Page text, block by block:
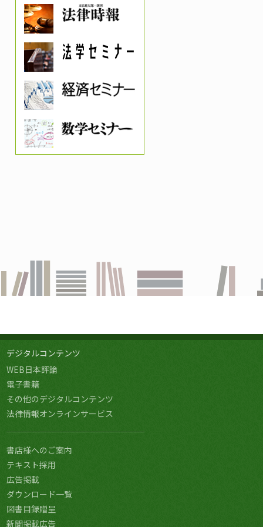
デジタルコンテンツ
WEB日本評論
電子書籍
その他のデジタルコンテンツ
法律情報オンラインサービス
書店様へのご案内
テキスト採用
広告掲載
ダウンロード一覧
図書目録贈呈
新聞掲載広告